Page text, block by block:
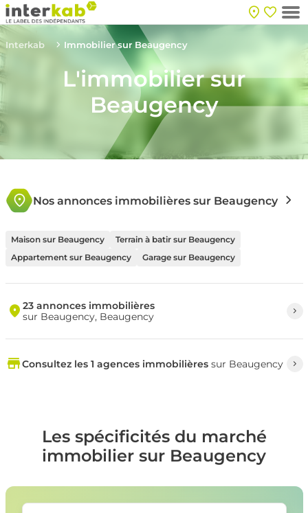
Interkab Immobilier sur Beaugency
L'immobilier sur
Beaugency
Nos annonces immobilières sur Beaugency
Maison sur Beaugency
Terrain à batir sur Beaugency
Appartement sur Beaugency
Garage sur Beaugency
23 annonces immobilières
sur Beaugency, Beaugency
Consultez les 1 agences immobilièressur Beaugency
Les spécificités du marché
immobilier sur Beaugency